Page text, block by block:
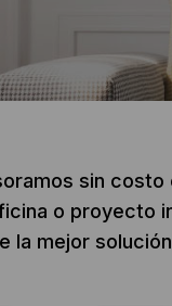
sin
o proyecto
la mejor